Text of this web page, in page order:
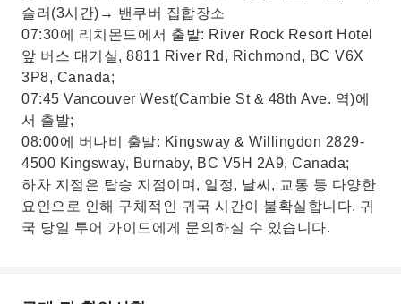
슬러(3시간)→ 밴쿠버 집합장소
07:30에 리치몬드에서 출발: River Rock Resort Hotel
앞 버스 대기실, 8811 River Rd, Richmond, BC V6X
3P8, Canada;
07:45 Vancouver West(Cambie St & 48th Ave. 역)에
서 출발;
08:00에 버나비 출발: Kingsway & Willingdon 2829-
4500 Kingsway, Burnaby, BC V5H 2A9, Canada;
하차 지점은 탑승 지점이며, 일정, 날씨, 교통 등 다양한
요인으로 인해 구체적인 귀국 시간이 불확실합니다. 귀
국 당일 투어 가이드에게 문의하실 수 있습니다.